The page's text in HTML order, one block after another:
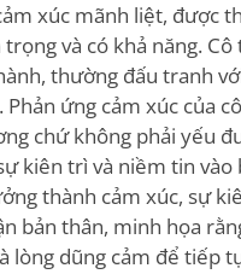
xúc mãnh liệt, được
và có khả năng. Cô
thường đấu tranh
ứng cảm xúc của
chứ không phải yếu
kiên trì và niềm tin vào
thành cảm xúc, sự
bản thân, minh họa
lòng dũng cảm để tiếp